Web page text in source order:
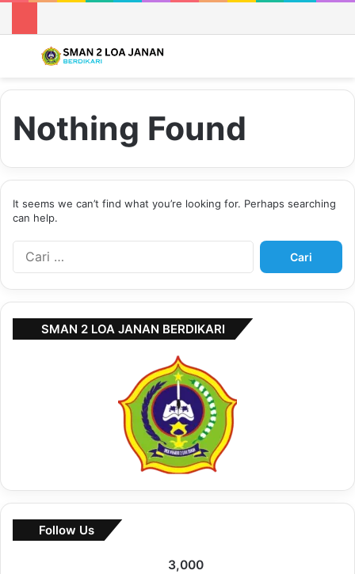
Menu
Nothing Found
It seems we can’t find what you’re looking for. Perhaps searching
can help.
C
SMAN 2 LOA JANAN BERDIKARI
Follow Us
3,000